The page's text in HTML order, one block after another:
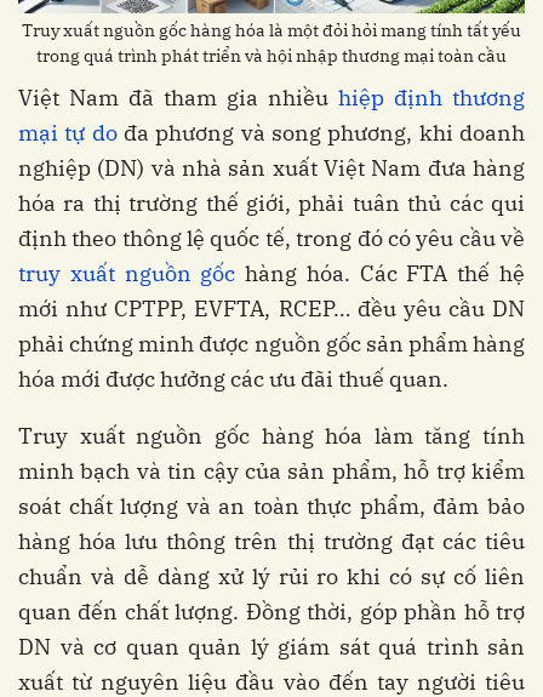
Truy xuất nguồn gốc hàng hóa là một đỏi hỏi mang tính tất yếu
trong quá trình phát triển và hội nhập thương mại toàn cầu
Việt Nam đã tham gia nhiều hiệp định thương
mại tự dođa phương và song phương, khi doanh
nghiệp (DN) và nhà sản xuất Việt Nam đưa hàng
hóa ra thị trường thế giới, phải tuân thủ các qui
định theo thông lệ quốc tế, trong đó có yêu cầu về
truy xuất nguồn gốc hàng hóa. Các FTA thế hệ
mới như CPTPP, EVFTA, RCEP… đều yêu cầu DN
phải chứng minh được nguồn gốc sản phẩm hàng
hóa mới được hưởng các ưu đãi thuế quan.
Truy xuất nguồn gốc hàng hóa làm tăng tính
minh bạch và tin cậy của sản phẩm, hỗ trợ kiểm
soát chất lượng và an toàn thực phẩm, đảm bảo
hàng hóa lưu thông trên thị trường đạt các tiêu
chuẩn và dễ dàng xử lý rủi ro khi có sự cố liên
quan đến chất lượng. Đồng thời, góp phần hỗ trợ
DN và cơ quan quản lý giám sát quá trình sản
xuất từ nguyên liệu đầu vào đến tay người tiêu